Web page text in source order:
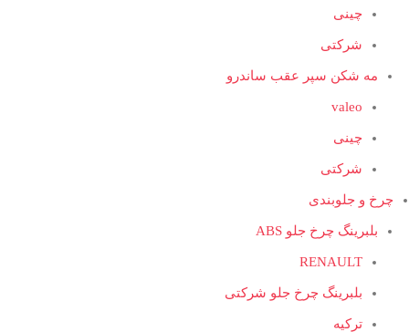
چینی
شرکتی
مه شکن سپر عقب ساندرو
valeo
چینی
شرکتی
چرخ و جلوبندی
بلبرینگ چرخ جلو ABS
RENAULT
بلبرینگ چرخ جلو شرکتی
ترکیه